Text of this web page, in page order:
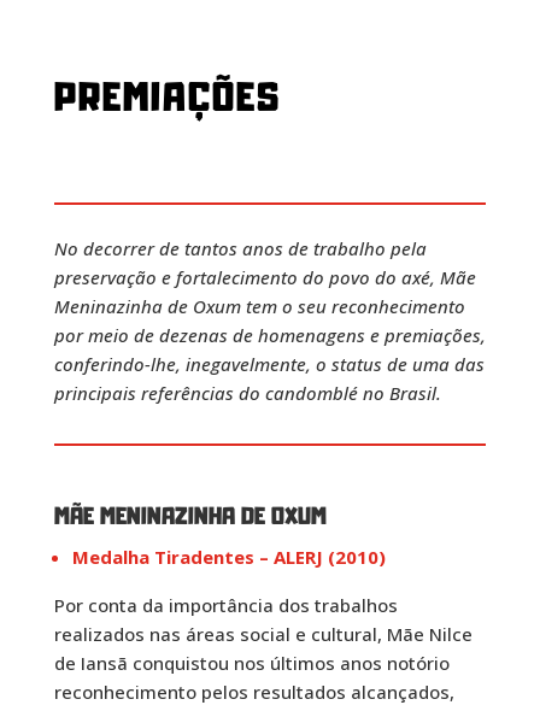
PREMIAÇÕES
No decorrer de tantos anos de trabalho pela
preservação e fortalecimento do povo do axé, Mãe
Meninazinha de Oxum tem o seu reconhecimento
por meio de dezenas de homenagens e premiações,
conferindo-lhe, inegavelmente, o status de uma das
principais referências do candomblé no Brasil.
MÃE MENINAZINHA DE OXUM
Medalha Tiradentes – ALERJ (2010)
Por conta da importância dos trabalhos
realizados nas áreas social e cultural, Mãe Nilce
de Iansã conquistou nos últimos anos notório
reconhecimento pelos resultados alcançados,